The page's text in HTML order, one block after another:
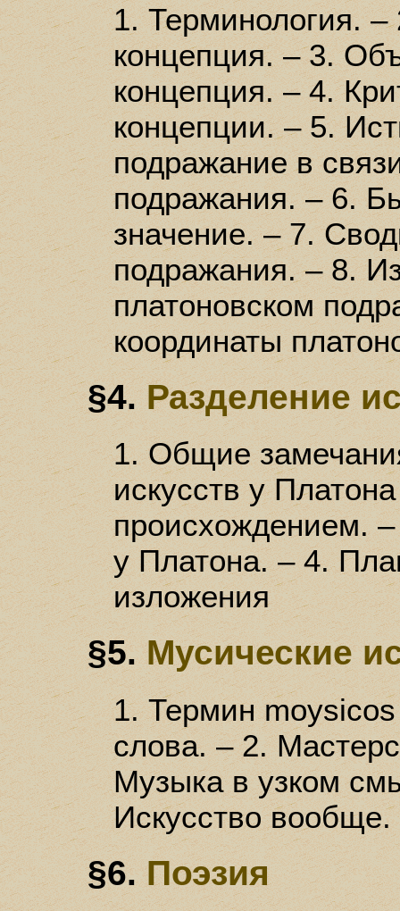
1. Терминология. –
концепция. – 3.
концепция. – 4.
концепции. – 5.
подражание в
подражания. – 6.
значение. – 7.
подражания. – 8.
платоновском
координаты
§4.Разделение
1. Общие
искусств у
происхождением.
у Платона. – 4.
изложения
§5. Мусические
1. Термин
слова. – 2.
Музыка в узком
Искусство вообще.
§6. Поэзия